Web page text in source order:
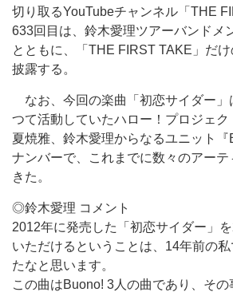
切り取るYouTubeチャンネル「THE
633回目は、鈴木愛理ツアーバンドメ
とともに、「THE FIRST TAKE」だ
披露する。
なお、今回の楽曲「初恋サイダー」
つて活動していたハロー！プロジェク
夏焼雅、鈴木愛理からなるユニット『
ナンバーで、これまでに数々のアーテ
きた。
◎鈴木愛理 コメント
2012年に発売した「初恋サイダー」
いただけるということは、14年前の
たなと思います。
この曲はBuono! 3人の曲であり、そ